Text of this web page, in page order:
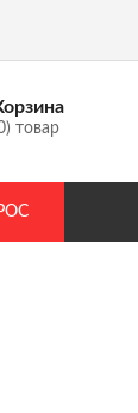
товар